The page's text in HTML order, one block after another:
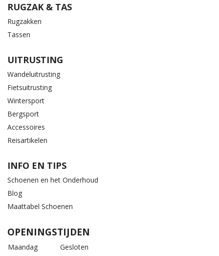
RUGZAK & TAS
Rugzakken
Tassen
UITRUSTING
Wandeluitrusting
Fietsuitrusting
Wintersport
Bergsport
Accessoires
Reisartikelen
INFO EN TIPS
Schoenen en het Onderhoud
Blog
Maattabel Schoenen
OPENINGSTIJDEN
Maandag
Gesloten